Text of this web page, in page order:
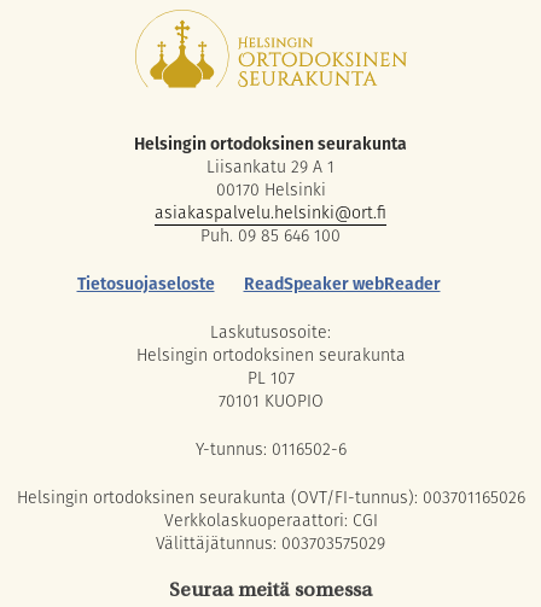
Helsingin ortodoksinen seurakunta
Liisankatu 29 A 1
00170 Helsinki
asiakaspalvelu.helsinki@ort.fi
Puh. 09 85 646 100
Tietosuojaseloste
ReadSpeaker webReader
Laskutusosoite:
Helsingin ortodoksinen seurakunta
PL 107
70101 KUOPIO
Y-tunnus: 0116502-6
Helsingin ortodoksinen seurakunta (OVT/FI-tunnus): 003701165026
Verkkolaskuoperaattori: CGI
Välittäjätunnus: 003703575029
Seuraa meitä somessa